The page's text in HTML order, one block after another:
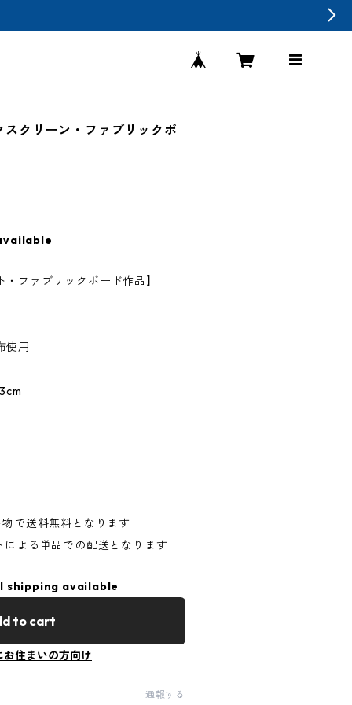
クリーン・ファブリックボ
ファブリックボード作品】
使用
で送料無料となります
よる単品での配送となります
shipping available
to cart
お住まいの方向け
通報する